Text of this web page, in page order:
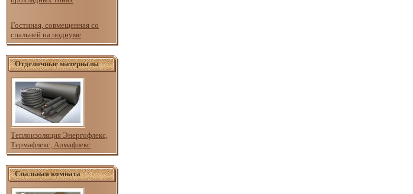
Гостиная, совмещенная со
спальней на подиуме
Отделочные материалы
Теплоизоляция Энергофлекс,
Термафлекс, Армафлекс
Спальная комната